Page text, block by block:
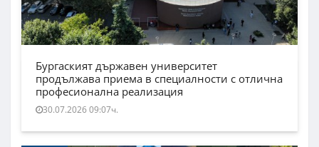
Бургаският държавен университет
продължава приема в специалности с отлична
професионална реализация
30.07.2026 09:07ч.